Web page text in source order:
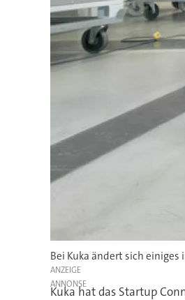
Bei Kuka ändert sich einiges
ANZEIGE
Kuka hat das Startup